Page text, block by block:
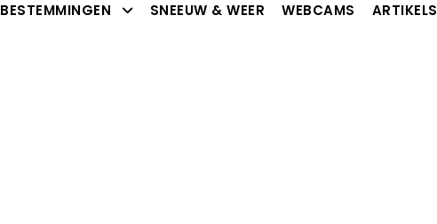
BESTEMMINGEN SNEEUW & WEER WEBCAMS ARTIKELS